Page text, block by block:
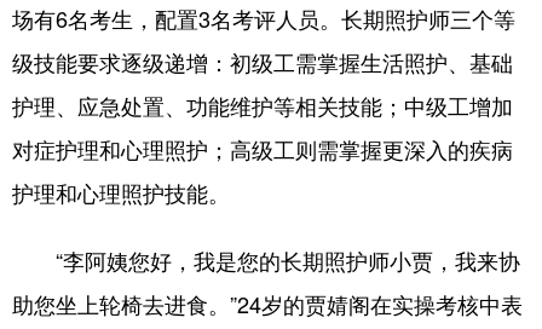
场有6名考生，配置3名考评人员。长期照护师三个等
级技能要求逐级递增：初级工需掌握生活照护、基础
护理、应急处置、功能维护等相关技能；中级工增加
对症护理和心理照护；高级工则需掌握更深入的疾病
护理和心理照护技能。
“李阿姨您好，我是您的长期照护师小贾，我来协
助您坐上轮椅去进食。”24岁的贾婧阁在实操考核中表